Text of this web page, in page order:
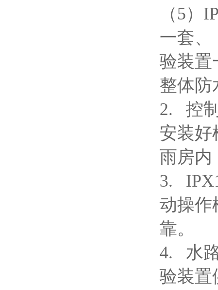
（5）
一套、
验装置
整体防
2. 控
安装好
雨房内
3.
动操作
靠。
4. 水
验装置